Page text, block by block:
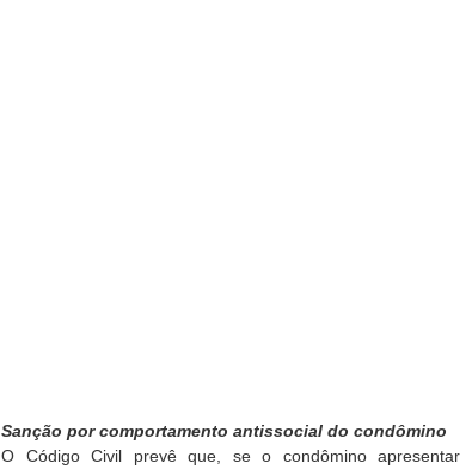
Sanção por comportamento antissocial do condômino
O Código Civil prevê que, se o condômino apresentar